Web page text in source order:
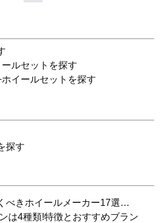
ルセットを探す
イールセットを探す
探す
べきホイールメーカー17選…
は4種類!特徴とおすすめブラン